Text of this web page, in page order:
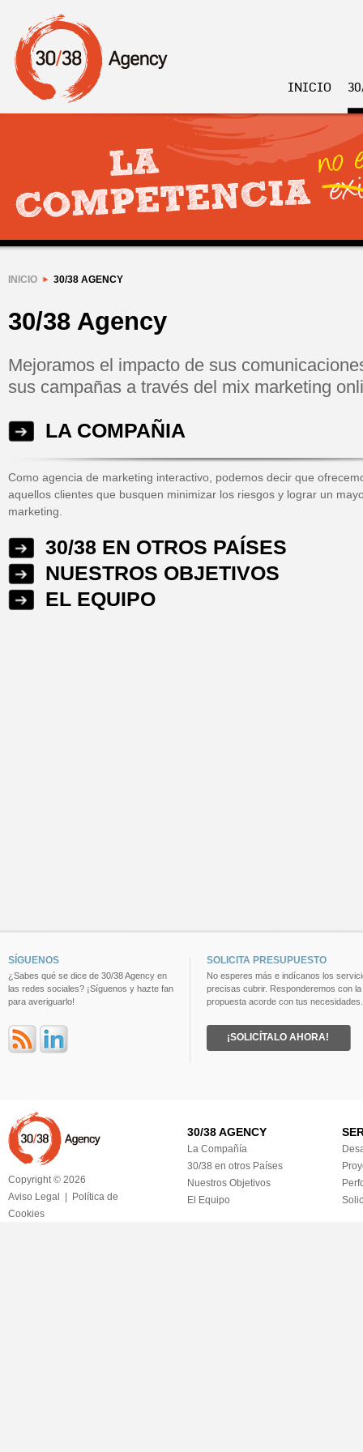
INICIO
INICIO 30/38 AGENCY
30/38 Agency
Mejoramos el impacto de sus
sus campañas a través del mix marketing
LA COMPAÑIA
Como agencia de marketing interactivo, podemos decir que
aquellos clientes que busquen minimizar los riesgos y lograr un
marketing.
30/38 EN OTROS PAÍSES
NUESTROS OBJETIVOS
EL EQUIPO
SÍGUENOS
¿Sabes qué se dice de 30/38 Agency en
las redes sociales? ¡Síguenos y hazte fan
para averiguarlo!
SOLICITA PRESUPUESTO
No esperes más e indícanos los
precisas cubrir. Responderemos con la
propuesta acorde con tus necesidades.
¡SOLICÍTALO AHORA!
30/38 AGENCY
La Compañía
30/38 en otros Países
Nuestros Objetivos
El Equipo
Copyright © 2026
Aviso Legal
Política de
Cookies